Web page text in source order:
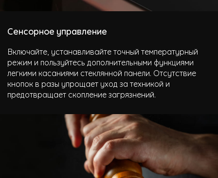
Сенсорное управление
Включайте, устанавливайте точный температурный
режим и пользуйтесь дополнительными функциями
легкими касаниями стеклянной панели. Отсутствие
кнопок в разы упрощает уход за техникой и
предотвращает скопление загрязнений.